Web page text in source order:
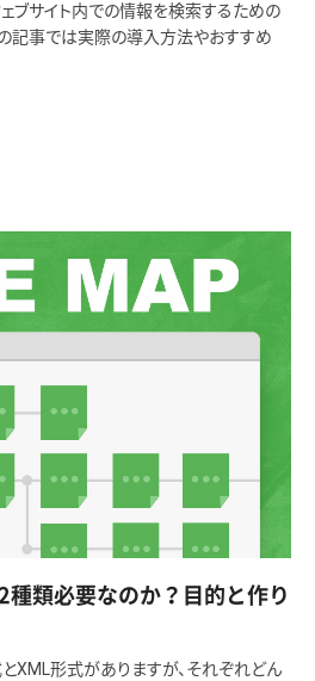
ブサイト内での情報を検索するための
記事では実際の導入方法やおすすめ
種類必要なのか？目的と作り
XML形式がありますが、それぞれどん